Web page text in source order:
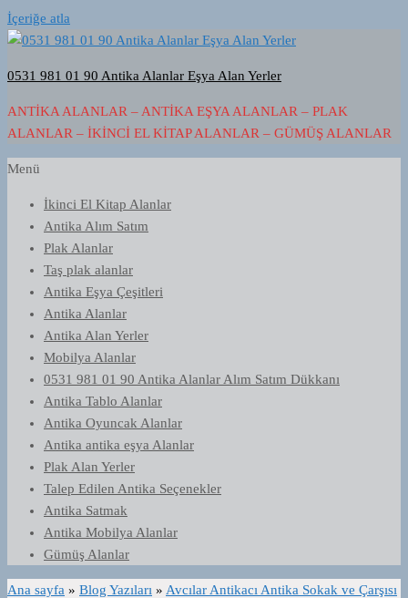
İçeriğe atla
0531 981 01 90 Antika Alanlar Eşya Alan Yerler
ANTIKA ALANLAR – ANTIKA EŞYA ALANLAR – PLAK
ALANLAR – İKINCI EL KITAP ALANLAR – GÜMÜŞ ALANLAR
Menü
İkinci El Kitap Alanlar
Antika Alım Satım
Plak Alanlar
Taş plak alanlar
Antika Eşya Çeşitleri
Antika Alanlar
Antika Alan Yerler
Mobilya Alanlar
0531 981 01 90 Antika Alanlar Alım Satım Dükkanı
Antika Tablo Alanlar
Antika Oyuncak Alanlar
Antika antika eşya Alanlar
Plak Alan Yerler
Talep Edilen Antika Seçenekler
Antika Satmak
Antika Mobilya Alanlar
Gümüş Alanlar
Ana sayfa » Blog Yazıları » Avcılar Antikacı Antika Sokak ve Çarşısı